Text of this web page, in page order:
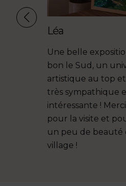
Léa
Une belle
bon le Sud, un
artistique au top
très sympathique
intéressante !
pour la visite et
un peu de beauté
village !